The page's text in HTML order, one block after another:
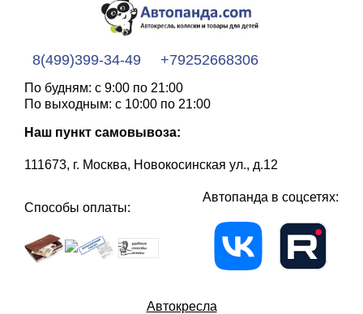
8(499)399-34-49 +79252668306
По будням: с 9:00 по 21:00
По выходным: с 10:00 по 21:00
Наш пункт самовывоза:
111673, г. Москва, Новокосинская ул., д.12
Способы оплаты:
Автопанда в соцсетях:
Автокресла